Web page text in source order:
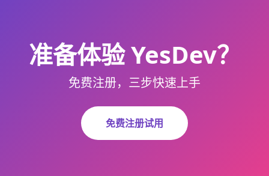
准备体验 YesDev？
免费注册，三步快速上手
免费注册试用